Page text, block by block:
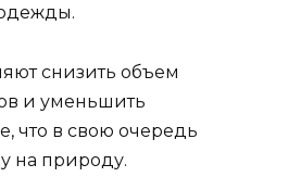
снизить объем
и уменьшить
что в свою очередь
на природу.